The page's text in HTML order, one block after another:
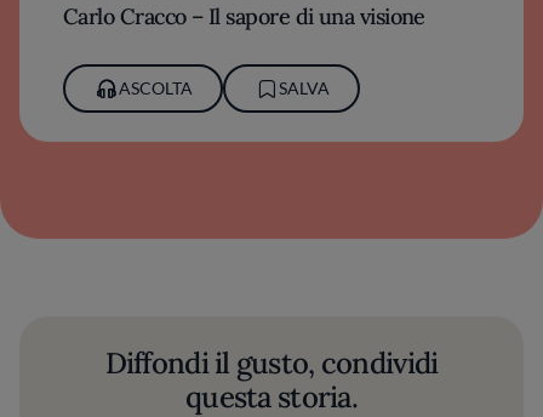
Carlo Cracco – Il sapore di una visione
ASCOLTA SALVA
Diffondi il gusto, condividi
questa storia.